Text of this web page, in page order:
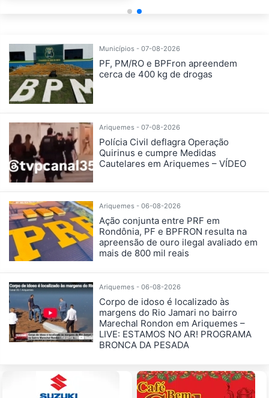
Municípios - 07-08-2026
PF, PM/RO e BPFron apreendem
cerca de 400 kg de drogas
Ariquemes - 07-08-2026
Polícia Civil deflagra Operação
Quirinus e cumpre Medidas
Cautelares em Ariquemes – VÍDEO
Ariquemes - 06-08-2026
Ação conjunta entre PRF em
Rondônia, PF e BPFRON resulta na
apreensão de ouro ilegal avaliado em
mais de 800 mil reais
Ariquemes - 06-08-2026
Corpo de idoso é localizado às
margens do Rio Jamari no bairro
Marechal Rondon em Ariquemes –
LIVE: ESTAMOS NO AR! PROGRAMA
BRONCA DA PESADA